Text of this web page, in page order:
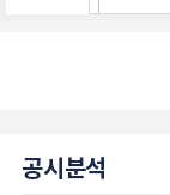
공시분석